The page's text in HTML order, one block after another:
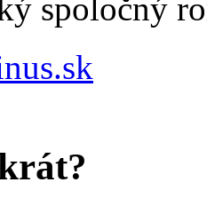
spoločný